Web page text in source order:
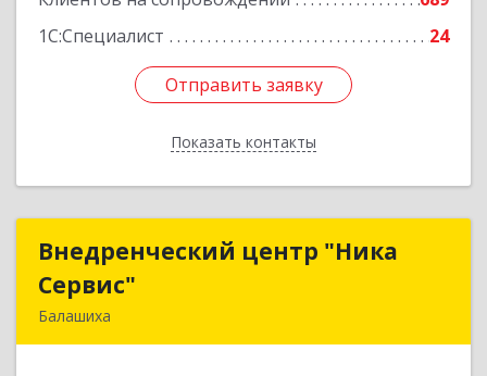
1С:Специалист
24
Отправить заявку
Показать контакты
Отправить заявку
Назад
Внедренческий центр "Ника
Сервис"
Балашиха
Внедренческий центр "Ника